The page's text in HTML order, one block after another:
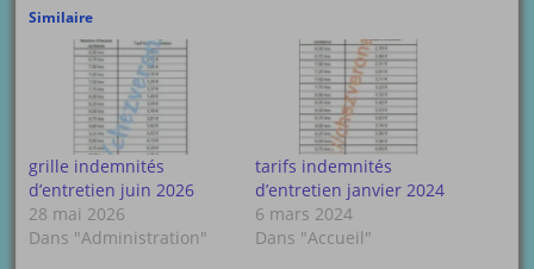
Similaire
grille indemnités
d’entretien juin 2026
28 mai 2026
Dans "Administration"
tarifs indemnités
d’entretien janvier 2024
6 mars 2024
Dans "Accueil"